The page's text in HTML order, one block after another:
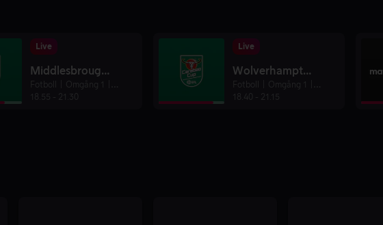
Live
Middlesbrough - Wrexham
Fotboll Omgång 1
18.55 - 21.30
Live
Wolverhampton - Port Vale
Fotboll Omgång 1
18.40
- 21.15